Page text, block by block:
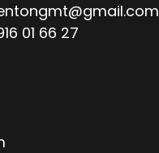
01 66 27